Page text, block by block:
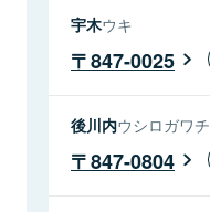
宇木ウキ
847-0025
後川内ウシロガワチ
847-0804